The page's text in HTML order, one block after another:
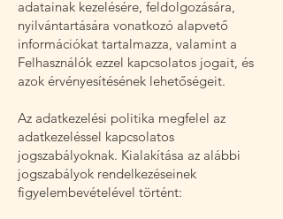
adatainak kezelésére, feldolgozására,
nyilvántartására vonatkozó alapvető
információkat tartalmazza, valamint a
Felhasználók ezzel kapcsolatos jogait, és
azok érvényesítésének lehetőségeit.
Az adatkezelési politika megfelel az
adatkezeléssel kapcsolatos
jogszabályoknak. Kialakítása az alábbi
jogszabályok rendelkezéseinek
figyelembevételével történt: